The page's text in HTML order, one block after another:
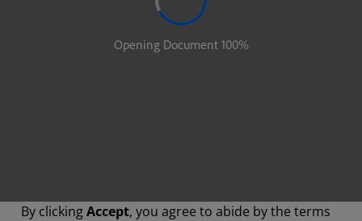
By clickingAccept, you agree to abide by the terms